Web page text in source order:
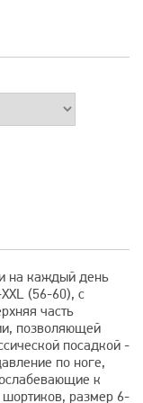
на каждый день
(56-60), с
часть
позволяющей
посадкой -
по ноге,
к
шортиков, размер 6-